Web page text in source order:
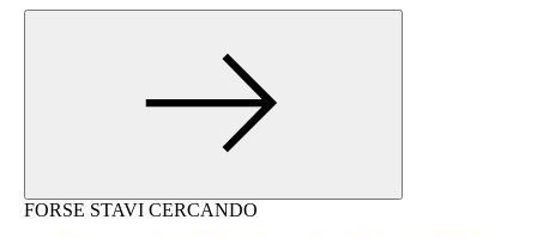
FORSE STAVI CERCANDO